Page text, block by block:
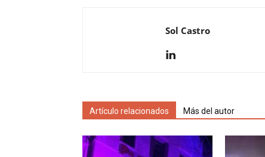
Sol Castro
Artículo relacionados Más del autor